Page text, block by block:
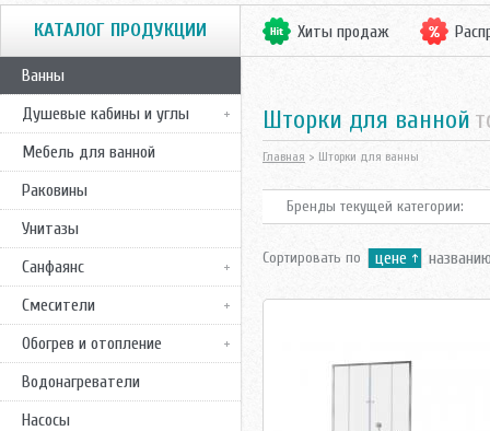
КАТАЛОГ ПРОДУКЦИИ
Ванны
Душевые кабины и углы
Мебель для ванной
Раковины
Унитазы
Санфаянс
Смесители
Обогрев и отопление
Водонагреватели
Насосы
Хиты продаж
шторки для ванной
Главная > Шторки для ванны
Бренды текущей категории:
Сортировать по цене